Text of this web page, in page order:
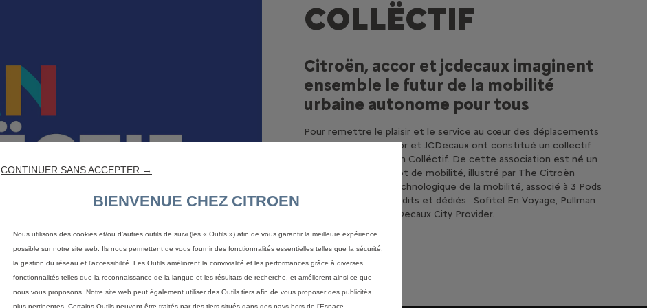
COLLËCTIF
Citroën, accor et jcdecaux imaginent
ensemble le futur de la mobilité
urbaine autonome pour tous
Pour remettre le plaisir et le service au cœur des déplacements
urbains, Citroën, Accor et JCDecaux ont constitué un collectif
visionnaire : The Urban Collëctif. De cette association est né un
tout nouveau concept de mobilité, illustré par The Citroën
Skate, plateforme technologique de la mobilité, associé à 3 Pods
offrant 3 services inédits et dédiés : Sofitel En Voyage, Pullman
Power Fitness et JCDecaux City Provider.
CONTINUER SANS ACCEPTER →
BIENVENUE CHEZ CITROEN
Nous utilisons des cookies et/ou d’autres outils de suivi (les « Outils ») afin de vous garantir la meilleure expérience
possible sur notre site web. Ils nous permettent de vous fournir des fonctionnalités essentielles telles que la sécurité,
la gestion du réseau et l’accessibilité. Les Outils améliorent la convivialité et les performances grâce à diverses
fonctionnalités telles que la reconnaissance de la langue et les résultats de recherche, et améliorent ainsi ce que
nous vous proposons. Notre site web peut également utiliser des Outils tiers afin de vous proposer des publicités
plus pertinentes. Certains Outils peuvent être traités par des tiers situés dans des pays hors de l'Espace